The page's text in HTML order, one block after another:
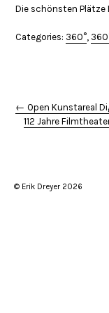
Die schönsten
Categories: 360°,
← Open Kunstareal
112 Jahre
© Erik Dreyer 2026